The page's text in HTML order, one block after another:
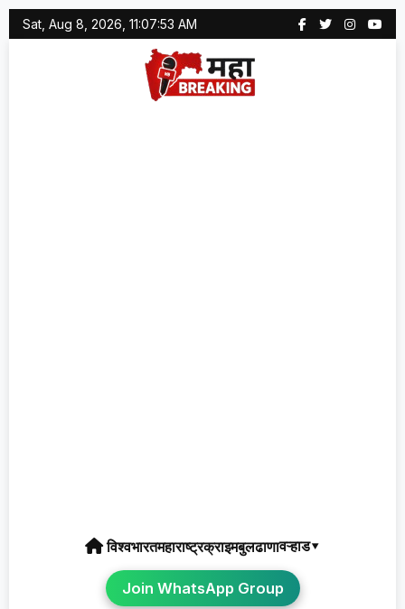
Skip
to
Sat, Aug 8, 2026, 11:07:53 AM
विश्वभारतमहाराष्ट्रक्राइमबुलढाणावऱ्हाड▾
Join WhatsApp Group